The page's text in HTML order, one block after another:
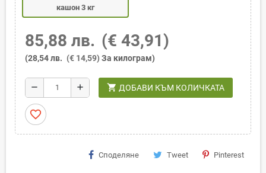
кашон 3 кг
85,88 лв. (€ 43,91)
(28,54 лв. (€ 14,59) За килограм)
remove add shopping_cart ДОБАВИ КЪМ КОЛИЧКАТА
favorite_border
Споделяне Tweet Pinterest